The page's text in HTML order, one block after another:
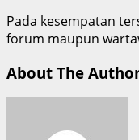
Pada kesempatan
forum maupun
About The